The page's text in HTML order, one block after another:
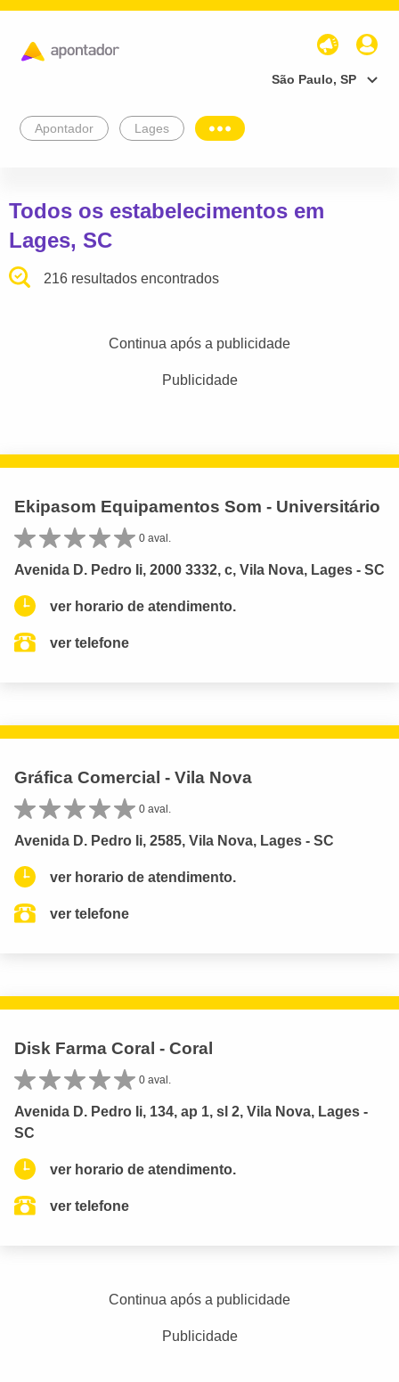
São Paulo, SP
Apontador Lages
Todos os estabelecimentos em
Lages, SC
216 resultados encontrados
Continua após a publicidade
Publicidade
Ekipasom Equipamentos Som - Universitário
0 aval.
Avenida D. Pedro Ii, 2000 3332, c, Vila Nova, Lages - SC
ver horario de atendimento.
ver telefone
Gráfica Comercial - Vila Nova
0 aval.
Avenida D. Pedro Ii, 2585, Vila Nova, Lages - SC
ver horario de atendimento.
ver telefone
Disk Farma Coral - Coral
0 aval.
Avenida D. Pedro Ii, 134, ap 1, sl 2, Vila Nova, Lages -
SC
ver horario de atendimento.
ver telefone
Continua após a publicidade
Publicidade